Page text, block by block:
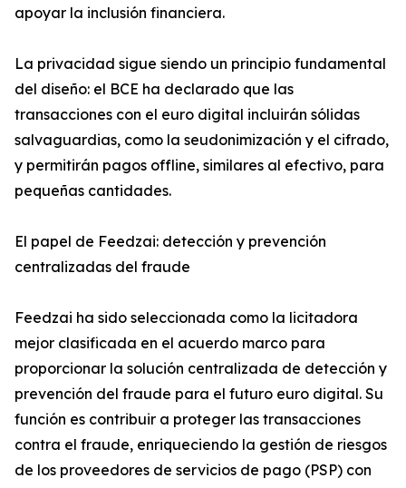
apoyar la inclusión financiera.
La privacidad sigue siendo un principio fundamental
del diseño: el BCE ha declarado que las
transacciones con el euro digital incluirán sólidas
salvaguardias, como la seudonimización y el cifrado,
y permitirán pagos offline, similares al efectivo, para
pequeñas cantidades.
El papel de Feedzai: detección y prevención
centralizadas del fraude
Feedzai ha sido seleccionada como la licitadora
mejor clasificada en el acuerdo marco para
proporcionar la solución centralizada de detección y
prevención del fraude para el futuro euro digital. Su
función es contribuir a proteger las transacciones
contra el fraude, enriqueciendo la gestión de riesgos
de los proveedores de servicios de pago (PSP) con